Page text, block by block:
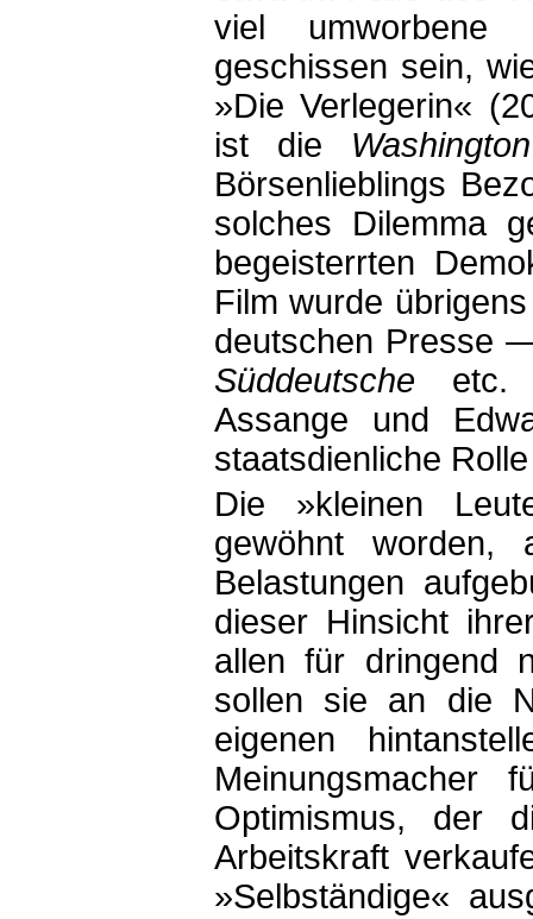
viel umworbene
geschissen sein,
»Die Verlegerin«
ist die
Börsenlieblings
solches Dilemma
begeisterrten
Film wurde
deutschen Presse
Süddeutsche etc.
Assange und
staatsdienliche
Die »kleinen
gewöhnt
Belastungen
dieser Hinsicht
allen für dringend
sollen sie an die
eigenen
Optimismus, der
Arbeitskraft
»Selbständige«